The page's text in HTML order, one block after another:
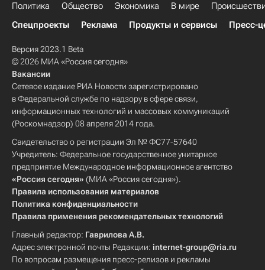
Политика Общество Экономика В мире
Спецпроекты
Реклама Продукты и сервисы Пресс-
Версия 2023.1 Beta
© 2026 МИА «Россия сегодня»
Вакансии
Сетевое издание РИА Новости зарегистрировано
в Федеральной службе по надзору в сфере связи,
информационных технологий и массовых коммуникаций
(Роскомнадзор) 08 апреля 2014 года.
Свидетельство о регистрации Эл № ФС77-57640
Учредитель: Федеральное государственное унитарное
предприятие Международное информационное агентство
«Россия сегодня» (МИА «Россия сегодня»).
Правила использования материалов
Политика конфиденциальности
Правила применения рекомендательных технологий
Главный редактор: Гаврилова А.В.
Адрес электронной почты Редакции: internet-group@ria.ru
По вопросам размещения пресс-релизов и рекламы